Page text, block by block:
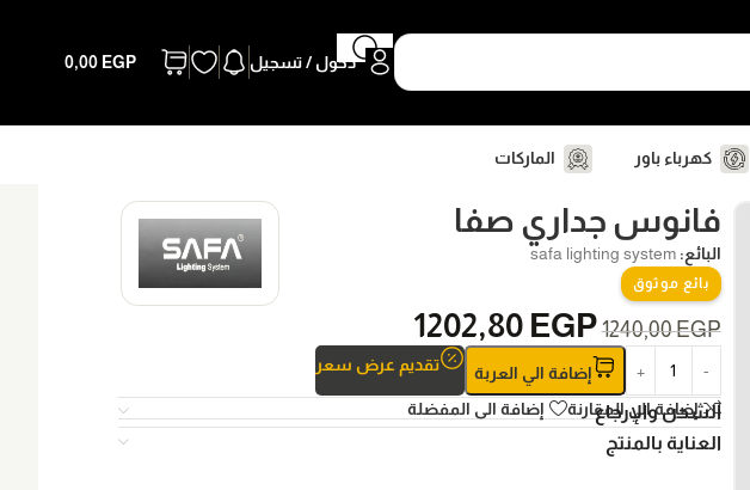
دخول / تسجيل 0,00 EGP
كهرباء باور
الماركات
فانوس جداري صفا
البائع: safa lighting system
بائع موثوق
1240,00EGP
1202,80 EGP
إضافة الي العربة تقديم عرض سعر
إضافة الي المقارنة إضافة الى المفضلة
الشحن والإرجاع
العناية بالمنتج